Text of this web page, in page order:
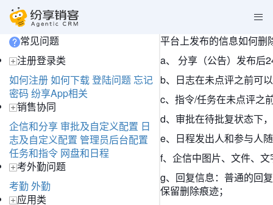
常见问题
注册登录类
如何注册如何下载登陆问题 忘记
密码 纷享App相关
销售协同
企信和分享 审批及自定义配置 日
志及自定义配置 管理员后台配置
任务和指令 网盘和日程
考外勤问题
考勤外勤
应用类
平台上发布的信息如何删
a、 分享（公告）发布后
b、日志在未点评之前可
c、指令/任务在未点评之
d、审批在待批复状态下
e、日程发出人和参与人
f、企信中图片、文件、
g、回复信息：普通的回
保留删除痕迹；